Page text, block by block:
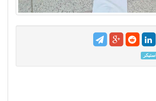
استیکر